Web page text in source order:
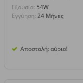
Eξουσία: 54W
Εγγύηση: 24 Μήνες
Αποστολή: αύριο!